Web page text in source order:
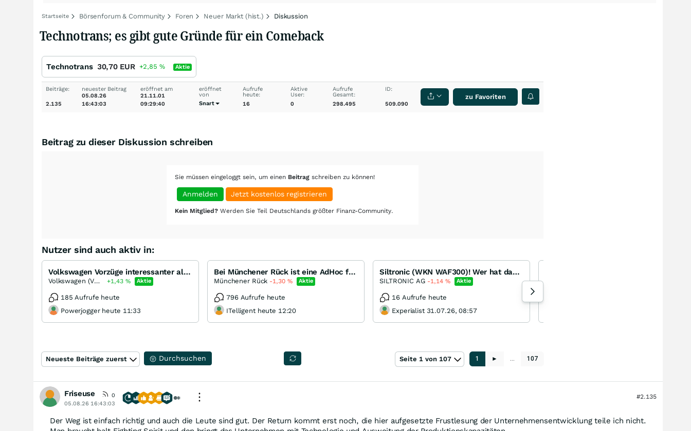
Startseite Börsenforum & Community Foren Neuer Markt (hist.) Diskussion
Technotrans; es gibt gute Gründe für ein Comeback
Technotrans 30,70 EUR +2,85 % Aktie
Beiträge:
2.135
neuester Beitrag
05.08.26
16:43:03
eröffnet am
21.11.01
09:29:40
eröffnet
von
Snart
Aufrufe
heute:
16
Aktive
User:
0
Aufrufe
Gesamt:
298.495
ID:
509.090
zu Favoriten
Beitrag zu dieser Diskussion schreiben
Sie müssen eingeloggt sein, um einen Beitrag schreiben zu können!
Anmelden Jetzt kostenlos registrieren
Kein Mitglied? Werden Sie Teil Deutschlands größter Finanz-Community.
Nutzer sind auch aktiv in:
Volkswagen Vorzüge interessanter als Stämme ?
Volkswagen (VW) Vz +1,43 % Aktie
185 Aufrufe heute
Powerjogger heute 11:33
Bei Münchener Rück ist eine AdHoc fällig
Münchener Rück -1,30% Aktie
796 Aufrufe heute
ITelligent heute 12:20
Siltronic (WKN WAF300)! Wer hat das noch im Blick?
SILTRONIC AG -1,14 % Aktie
16 Aufrufe heute
Experialist 31.07.26, 08:57
Neueste Beiträge zuerst Durchsuchen 1 ► … 107
Seite 1 von 107
Friseuse
0
05.08.26 16:43:03
#2.135
Der Weg ist einfach richtig und auch die Leute sind gut. Der Return kommt erst noch, die hier aufgesetzte Frustlesung der Unternehmensentwicklung teile ich nicht.